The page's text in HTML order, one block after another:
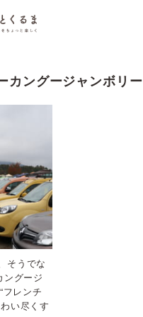
カングージャンボリー
そうでな
グージ
レンチ
い尽くす